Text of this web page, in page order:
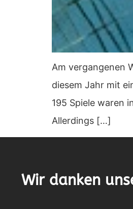
Am vergangenen
diesem Jahr mit
195 Spiele waren
Allerdings […]
Wir danken